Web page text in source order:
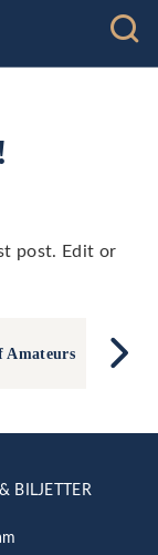
post. Edit or
Amateurs
BILJETTER